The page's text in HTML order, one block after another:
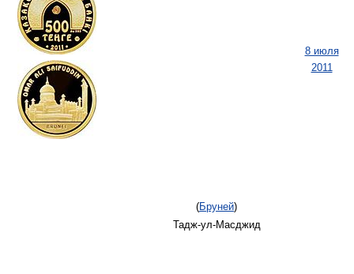
8 июля
2011
(Бруней)
Тадж-ул-Масджид